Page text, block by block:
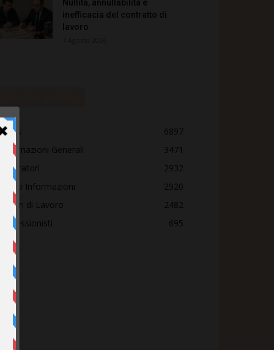
Nullità, annullabilità e
inefficacia del contratto di
lavoro
6897
Informazioni Generali
3471
Lavoratori
2932
Punto Informazioni
2920
Datori di Lavoro
2482
Professionisti
695